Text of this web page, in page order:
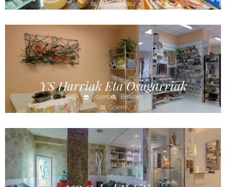
Donostialdea
YS Harriak Eta Osagarriak
Joyería
Beasaini
Goierri